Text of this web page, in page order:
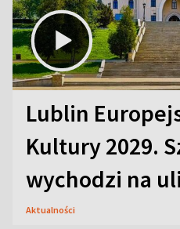
Lublin
Kultury 2029.
wychodzi na
Aktualności